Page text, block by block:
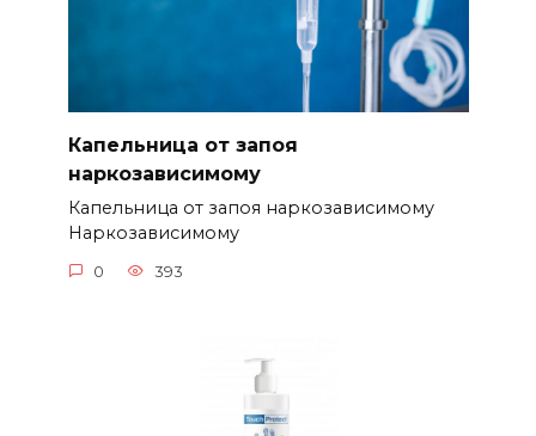
Капельница от запоя
наркозависимому
Капельница от запоя наркозависимому
Наркозависимому
0 393